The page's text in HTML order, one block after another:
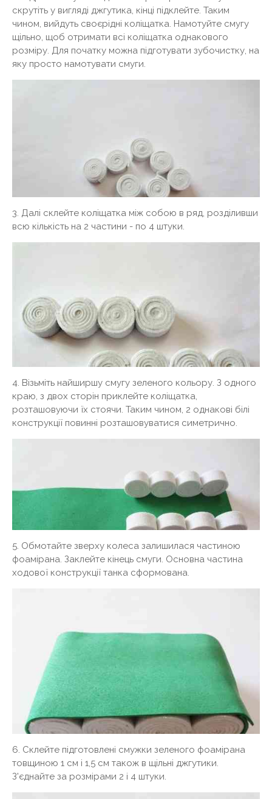
скрутіть у вигляді джгутика, кінці підклейте. Таким
чином, вийдуть своєрідні коліщатка. Намотуйте смугу
щільно, щоб отримати всі коліщатка однакового
розміру. Для початку можна підготувати зубочистку, на
яку просто намотувати смуги.
3. Далі склейте коліщатка між собою в ряд, розділивши
всю кількість на 2 частини - по 4 штуки.
4. Візьміть найширшу смугу зеленого кольору. З одного
краю, з двох сторін приклейте коліщатка,
розташовуючи їх стоячи. Таким чином, 2 однакові білі
конструкції повинні розташовуватися симетрично.
5. Обмотайте зверху колеса залишилася частиною
фоамірана. Заклейте кінець смуги. Основна частина
ходової конструкції танка сформована.
6. Склейте підготовлені смужки зеленого фоамірана
товщиною 1 см і 1,5 см також в щільні джгутики.
З'єднайте за розмірами 2 і 4 штуки.